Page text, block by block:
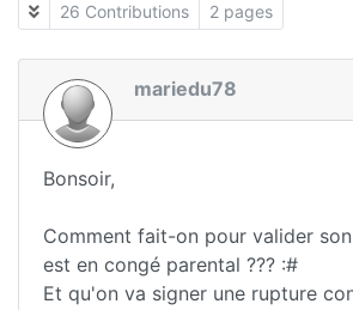
26 Contributions 2 pages
mariedu78
Bonsoir,
Comment fait-on pour valider
est en congé parental ??? :#
Et qu'on va signer une rupture